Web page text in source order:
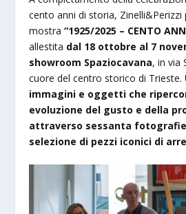
cento anni di storia, Zinelli&Perizzi
mostra“1925/2025 – CENTO
allestita dal 18 ottobre al 7
showroom Spaziocavana, in via
cuore del centro storico di Trieste.
immagini e oggetti che
evoluzione del gusto e della
attraverso sessanta fotografie
selezione di pezzi iconici di